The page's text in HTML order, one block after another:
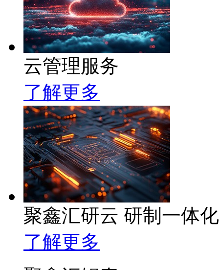
云管理服务
了解更多
聚鑫汇研云 研制一体
了解更多